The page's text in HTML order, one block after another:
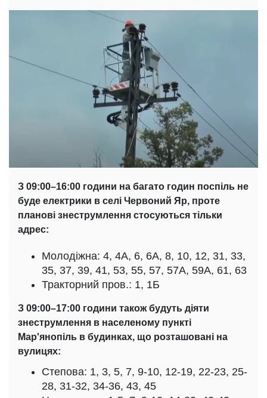
З 09:00–16:00 години на багато годин поспіль не
буде електрики в селі Червоний Яр, проте
планові знеструмлення стосуються тільки
адрес:
Молодіжна: 4, 4А, 6, 6А, 8, 10, 12, 31, 33,
35, 37, 39, 41, 53, 55, 57, 57А, 59А, 61, 63
Тракторний пров.: 1, 1Б
З 09:00–17:00 години також будуть діяти
знеструмлення в населеному пункті
Мар'янопіль в будинках, що розташовані на
вулицях:
Степова: 1, 3, 5, 7, 9-10, 12-19, 22-23, 25-
28, 31-32, 34-36, 43, 45